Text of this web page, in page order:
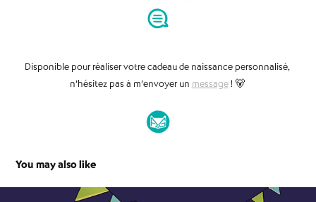
Disponible pour réaliser votre cadeau de naissance personnalisé,
n’hésitez pas à m’envoyer un message! 🐻
You may also like